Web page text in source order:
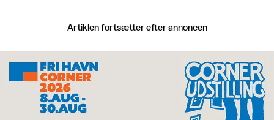
Artiklen fortsætter efter annoncen